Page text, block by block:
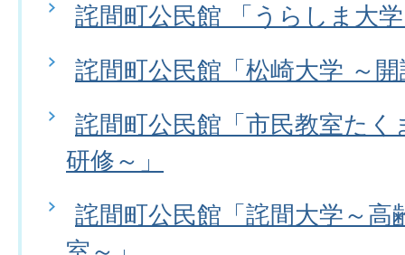
詫間町公民館 「うらしま大
詫間町公民館「松崎大学 ～
詫間町公民館「市民教室たく
研修～」
詫間町公民館「詫間大学～高